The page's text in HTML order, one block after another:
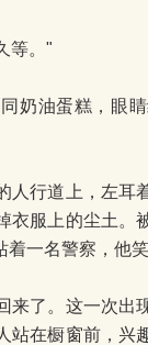
等。"
油蛋糕，眼睛
行道上，左耳
衣服上的尘土。
一名警察，他
了。这一次出
站在橱窗前，兴